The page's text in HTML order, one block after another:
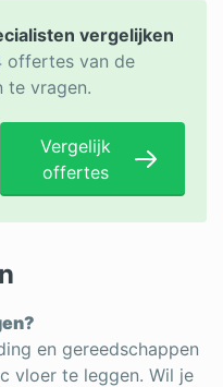
vergelijken
offertes van de
te vragen.
Vergelijk
offertes
en gereedschappen
vloer te leggen. Wil je